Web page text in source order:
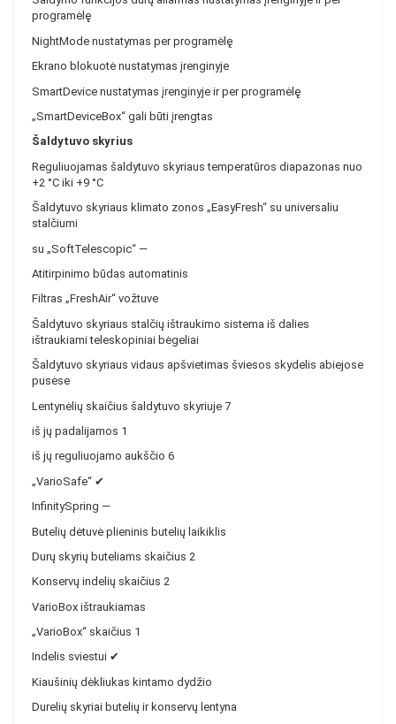
programėlę
NightMode nustatymas per programėlę
Ekrano blokuotė nustatymas įrenginyje
SmartDevice nustatymas įrenginyje ir per programėlę
„SmartDeviceBox“ gali būti įrengtas
Šaldytuvo skyrius
Reguliuojamas šaldytuvo skyriaus temperatūros diapazonas nuo
+2 °C iki +9 °C
Šaldytuvo skyriaus klimato zonos „EasyFresh“ su universaliu
stalčiumi
su „SoftTelescopic“ —
Atitirpinimo būdas automatinis
Filtras „FreshAir“ vožtuve
Šaldytuvo skyriaus stalčių ištraukimo sistema iš dalies
ištraukiami teleskopiniai bėgeliai
Šaldytuvo skyriaus vidaus apšvietimas šviesos skydelis abiejose
pusėse
Lentynėlių skaičius šaldytuvo skyriuje 7
iš jų padalijamos 1
iš jų reguliuojamo aukščio 6
„VarioSafe“ ✔
InfinitySpring —
Butelių dėtuvė plieninis butelių laikiklis
Durų skyrių buteliams skaičius 2
Konservų indelių skaičius 2
VarioBox ištraukiamas
„VarioBox“ skaičius 1
Indelis sviestui ✔
Kiaušinių dėkliukas kintamo dydžio
Durelių skyriai butelių ir konservų lentyna